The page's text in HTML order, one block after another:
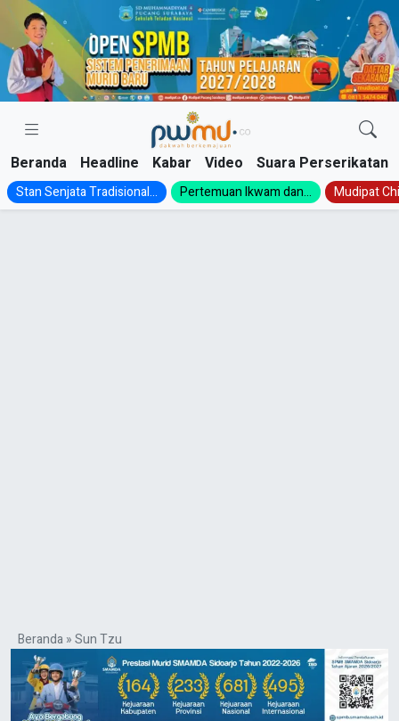
Skip
content
Beranda Headline Kabar Video Suara Perserikatan
Stan Senjata Tradisional... Pertemuan Ikwam dan... Mudipat
Beranda»Sun Tzu